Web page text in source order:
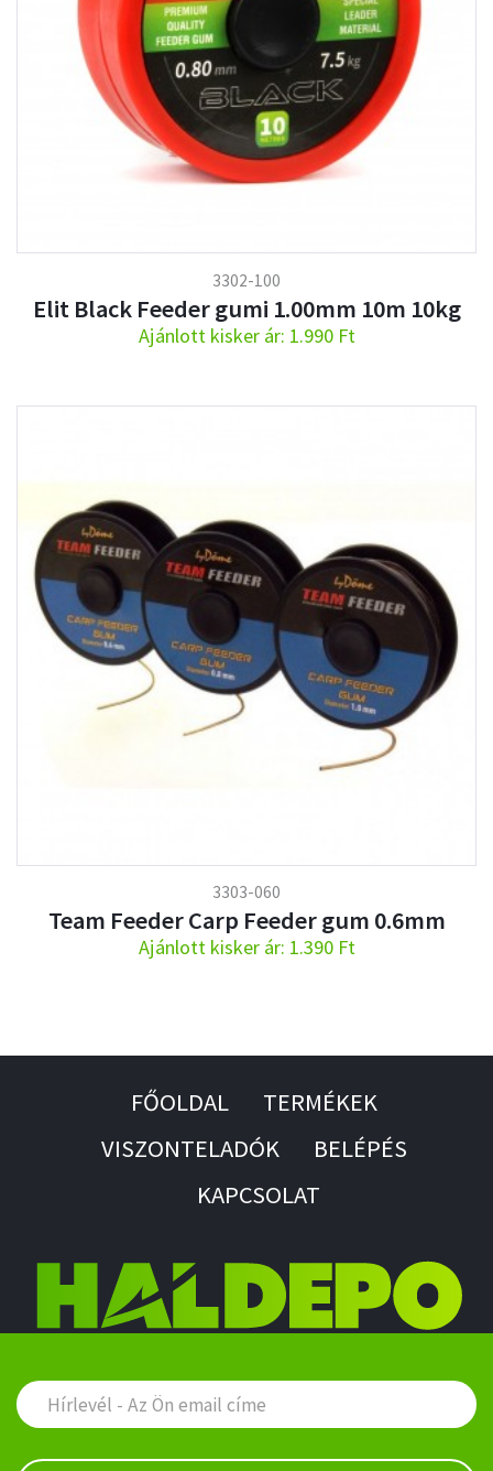
3302-100
Elit Black Feeder gumi 1.00mm 10m 10kg
Ajánlott kisker ár: 1.990 Ft
3303-060
Team Feeder Carp Feeder gum 0.6mm
Ajánlott kisker ár: 1.390 Ft
FŐOLDAL
TERMÉKEK
VISZONTELADÓK
BELÉPÉS
KAPCSOLAT